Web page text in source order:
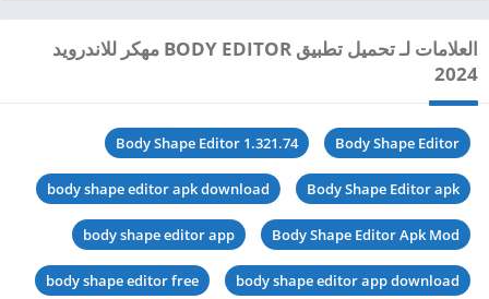
العلامات لـ تحميل تطبيق BODY EDITOR مهكر للاندرويد
2024
Body Shape Editor
Body Shape Editor 1.321.74
Body Shape Editor apk
body shape editor apk download
Body Shape Editor Apk Mod
body shape editor app
body shape editor app download
body shape editor free